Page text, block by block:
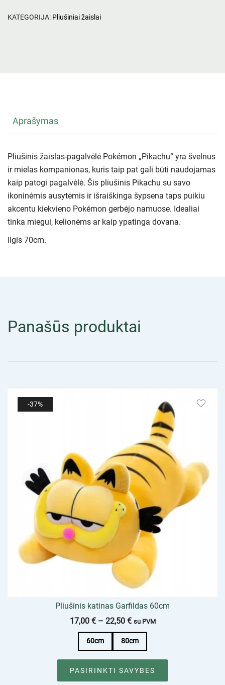
KATEGORIJA: Pliušiniai žaislai
Aprašymas
Pliušinis žaislas-pagalvėlė Pokémon „Pikachu“ yra švelnus
ir mielas kompanionas, kuris taip pat gali būti naudojamas
kaip patogi pagalvėlė. Šis pliušinis Pikachu su savo
ikoninėmis ausytėmis ir išraiškinga šypsena taps puikiu
akcentu kiekvieno Pokémon gerbėjo namuose. Idealiai
tinka miegui, kelionėms ar kaip ypatinga dovana.
Ilgis 70cm.
Panašūs produktai
-37%
Pliušinis katinas Garfildas 60cm
17,00 € – 22,50 € su PVM
60cm 80cm
PASIRINKTI SAVYBES